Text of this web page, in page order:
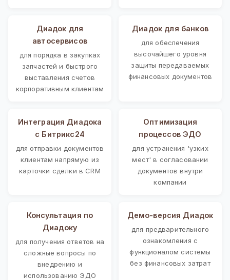
Диадок для
автосервисов
для порядка в закупках
запчастей и быстрого
выставления счетов
корпоративным клиентам
Диадок для банков
для обеспечения
высочайшего уровня
защиты передаваемых
финансовых документов
Интеграция Диадока
с Битрикс24
для отправки документов
клиентам напрямую из
карточки сделки в CRM
Оптимизация
процессов ЭДО
для устранения 'узких
мест' в согласовании
документов внутри
компании
Консультация по
Диадоку
для получения ответов на
сложные вопросы по
внедрению и
использованию ЭДО
Демо-версия Диадок
для предварительного
ознакомления с
функционалом системы
без финансовых затрат